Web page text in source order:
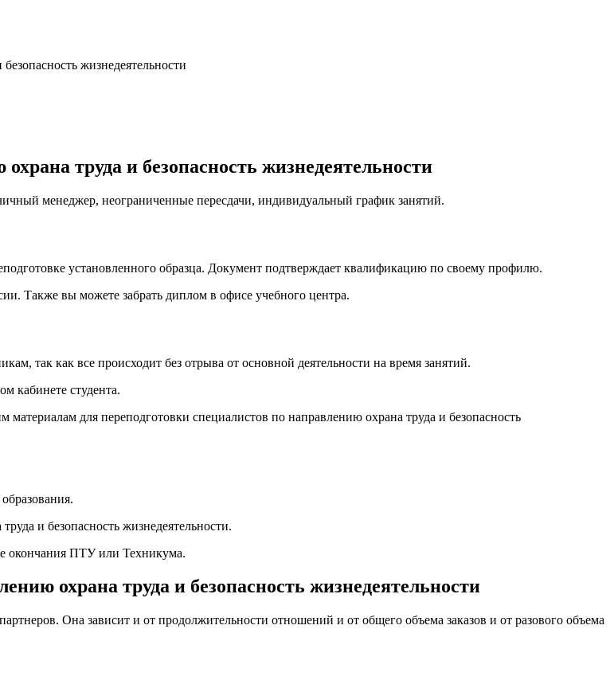
жизнедеятельности
труда и безопасность жизнедеятельности
менеджер, неограниченные пересдачи, индивидуальный график занятий.
установленного образца. Документ подтверждает квалификацию по своему профилю.
Также вы можете забрать диплом в офисе учебного центра.
так как все происходит без отрыва от основной деятельности на время занятий.
кабинете студента.
для переподготовки специалистов по направлению охрана труда и безопасность
и безопасность жизнедеятельности.
окончания ПТУ или Техникума.
охрана труда и безопасность жизнедеятельности
Она зависит и от продолжительности отношений и от общего объема заказов и от разового объема